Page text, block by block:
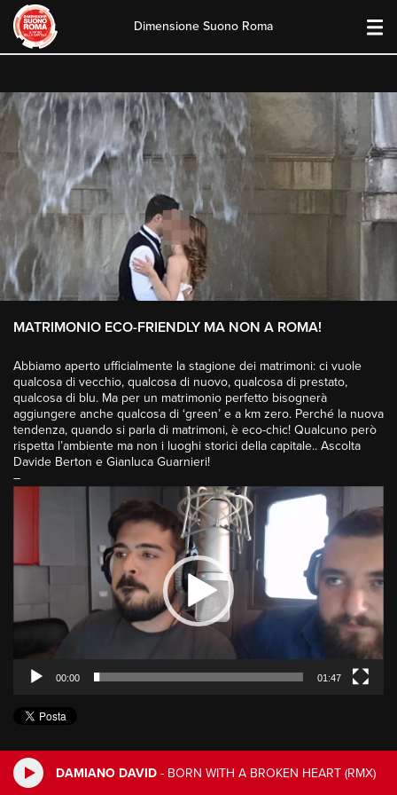
DAMIANO DAVID - BORN WITH A BROKEN HEART (RMX)
content
Dimensione Suono Roma
MATRIMONIO ECO-FRIENDLY MA NON A ROMA!
Abbiamo aperto ufficialmente la stagione dei matrimoni: ci vuole
qualcosa di vecchio, qualcosa di nuovo, qualcosa di prestato,
qualcosa di blu. Ma per un matrimonio perfetto bisognerà
aggiungere anche qualcosa di ‘green’ e a km zero. Perché la nuova
tendenza, quando si parla di matrimoni, è eco-chic! Qualcuno però
rispetta l’ambiente ma non i luoghi storici della capitale.. Ascolta
Davide Berton e Gianluca Guarnieri!
–
00:00 01:47